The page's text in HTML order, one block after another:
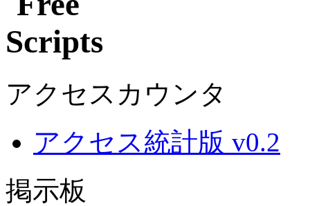
アクセスカウンタ
アクセス統計版 v0.2
掲示板